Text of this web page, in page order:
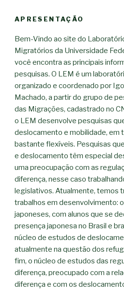
APRESENTAÇÃO
Bem-Vindo ao site do
Migratórios da Universidade
você encontra as principais
pesquisas. O LEM é um
organizado e coordenado por
Machado, a partir do grupo de
das Migrações, cadastrado no
o LEM desenvolve pesquisas
deslocamento e mobilidade, em
bastante flexíveis. Pesquisas
e deslocamento têm especial
uma preocupação com as
diferença, nesse caso
legislativos. Atualmente, temos
trabalhos em desenvolvimento:
japoneses, com alunos que se
presença japonesa no Brasil e
núcleo de estudos de
atualmente na questão dos
fim, o núcleo de estudos das
diferença, preocupado com a
diferença e com os